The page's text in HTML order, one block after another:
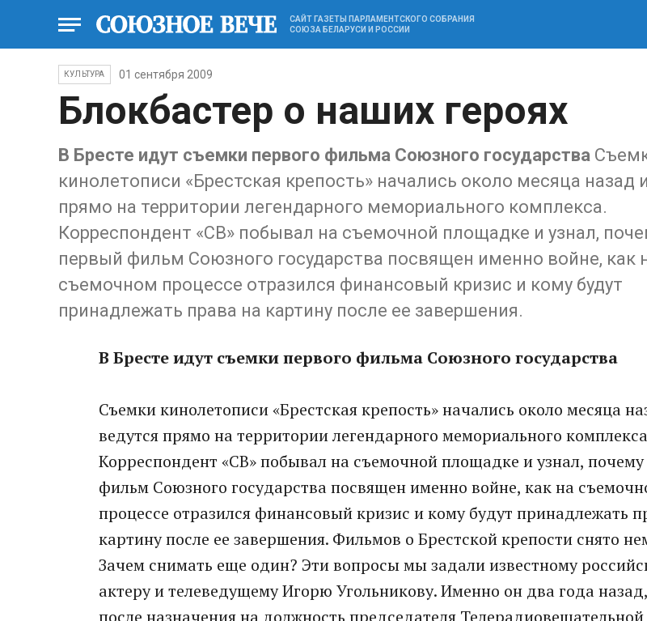
САЙТ ГАЗЕТЫ ПАРЛАМЕНТСКОГО СОБРАНИЯ
СОЮЗА БЕЛАРУСИ И РОССИИ
КУЛЬТУРА 01 сентября 2009
Блокбастер о наших героях
В Бресте идут съемки первого фильма Союзного государства
кинолетописи «Брестская крепость» начались около месяца назад
прямо на территории легендарного мемориального комплекса.
Корреспондент «СВ» побывал на съемочной площадке и узнал,
первый фильм Союзного государства посвящен именно войне, как
съемочном процессе отразился финансовый кризис и кому будут
принадлежать права на картину после ее завершения.
В Бресте идут съемки первого фильма Союзного государства
Съемки кинолетописи «Брестская крепость» начались около месяца
ведутся прямо на территории легендарного мемориального
Корреспондент «СВ» побывал на съемочной площадке и узнал,
фильм Союзного государства посвящен именно войне, как на
процессе отразился финансовый кризис и кому будут принадлежать
картину после ее завершения. Фильмов о Брестской крепости снято
Зачем снимать еще один? Эти вопросы мы задали известному
актеру и телеведущему Игорю Угольникову. Именно он два года
после назначения на должность председателя Телерадиовещательной